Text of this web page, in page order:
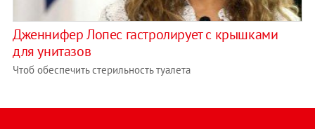
Дженнифер Лопес гастролирует с крышками
для унитазов
Чтоб обеспечить стерильность туалета